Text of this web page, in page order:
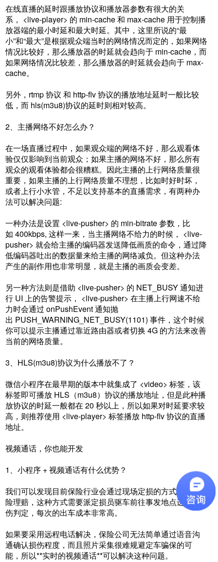
在线直播的延时跟播放协议和播放器参数有很大的关
系， <live-player> 的 min-cache 和 max-cache 用于控制播
放器端的最小时延和最大时延。其中，这里所说的“最
小”和“最大”是根据观众端当时的网络情况而定的，如果网络
情况比较好，那么播放器的时延就会趋向于 min-cache，而
如果网络情况比较差，那么播放器的时延就会趋向于 max-
cache。
另外，rtmp 协议 和 http-flv 协议的播放地址延时一般比较
低，而 hls(m3u8)协议的延时则相对较高。
2、主播网络不好怎么办？
在一场直播过程中，如果观众端的网络不好，那么观看体
验仅仅影响到当前观众；如果主播的网络不好，那么所有
观众的观看体验都会很糟糕。因此主播的上行网络质量很
重要，如果主播的上行网络质量不理想，比如时好时坏，
或者上行小水管，不足以支持基本的直播需求，有两种办
法可以解决问题:
一种办法是设置 <live-pusher> 的 min-bitrate 参数，比
如 400kbps, 这样一来，当主播网络不给力的时候， <live-
pusher> 就会给主播的编码器发送降低画质的命令，通过降
低编码器吐出的数据量来给主播的网络减负。但这种办法
产生的副作用也非常明显，就是主播的画质会变差。
另一种方法则是借助 <live-pusher> 的 NET_BUSY 通知进
行 UI 上的告警提示， <live-pusher> 在主播上行网速不给
力时会通过 onPushEvent 通知抛
出 PUSH_WARNING_NET_BUSY(1101) 事件，这个时候
你可以提示主播通过靠近路由器或者切换 4G 的方法来改善
当前的网络质量。
3、HLS(m3u8)协议为什么播放不了？
微信小程序在最早期的版本中就集成了 <video> 标签，该
标签即可播放 HLS（m3u8）协议的播放地址，但是此种播
放协议的时延一般都在 20 秒以上，所以如果对时延要求较
高，则推荐使用 <live-player> 标签播放 http-flv 协议的直播
地址。
视频通话，你也能开发
1、小程序 + 视频通话有什么优势？
我们可以发现目前保险行业会通过现场定损的方式处理车
险理赔，这种方式需要派定损员驱车前往事发地点进行损
伤判定，每次的出车成本非常高。
如果要采用远程电话解决，保险公司无法简单通过语音沟
通确认损伤程度，而且照片采集很难规避定车骗保的可
能，所以**实时的视频通话**可以解决这种问题。